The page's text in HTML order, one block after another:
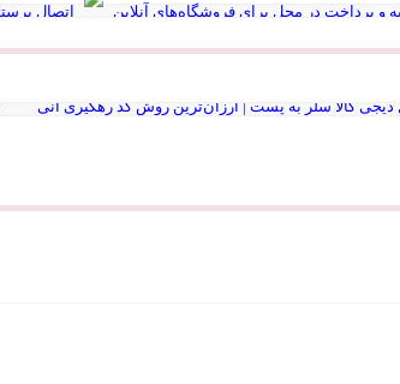
و پرداخت در محل برای فروشگاه‌های آنلاین اتصال
آنلاین به اداره پست بدون مراجعه حضوری
دیجی کالا سلر به پست | ارزان‌ترین روش کد رهگیری آنی
بیوگرافی دکتر جردن 8 سایت دانشجویی که باید حتماً داشته باشی